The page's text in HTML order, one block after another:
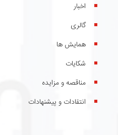
اخبار
گالری
همایش ها
شکایات
مناقصه و مزایده
انتقادات و پیشنهادات